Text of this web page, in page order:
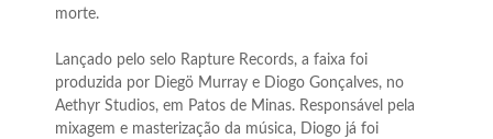
morte.
Lançado pelo selo Rapture Records, a faixa foi
produzida por Diegö Murray e Diogo Gonçalves, no
Aethyr Studios, em Patos de Minas. Responsável pela
mixagem e masterização da música, Diogo já foi